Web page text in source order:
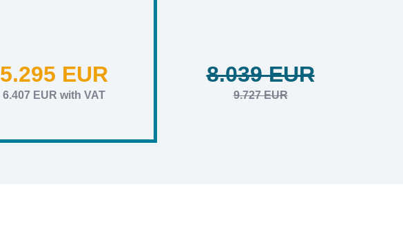
5.295 EUR
6.407 EUR with VAT
8.039 EUR
9.727 EUR